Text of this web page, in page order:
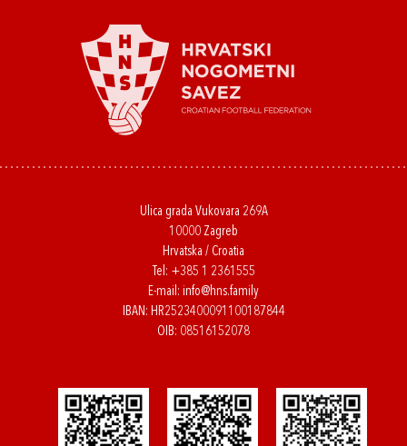
Ulica grada Vukovara 269A
10000 Zagreb
Hrvatska / Croatia
Tel: +385 1 2361555
E-mail: info@hns.family
IBAN: HR2523400091100187844
OIB: 08516152078